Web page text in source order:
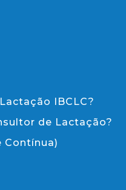
IBCLC?
de Lactação?
Contínua)